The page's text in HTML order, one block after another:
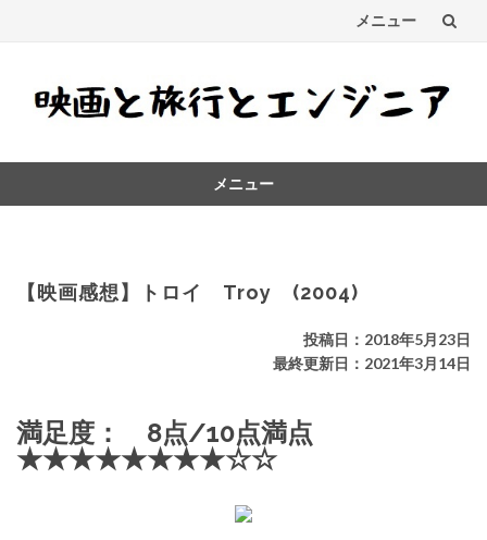
メニュー
プ
メニュー
【映画感想】トロイ Troy (2004)
投稿日：2018年5月23日
最終更新日：2021年3月14日
満足度： 8点/10点満点
★★★★★★★★☆☆